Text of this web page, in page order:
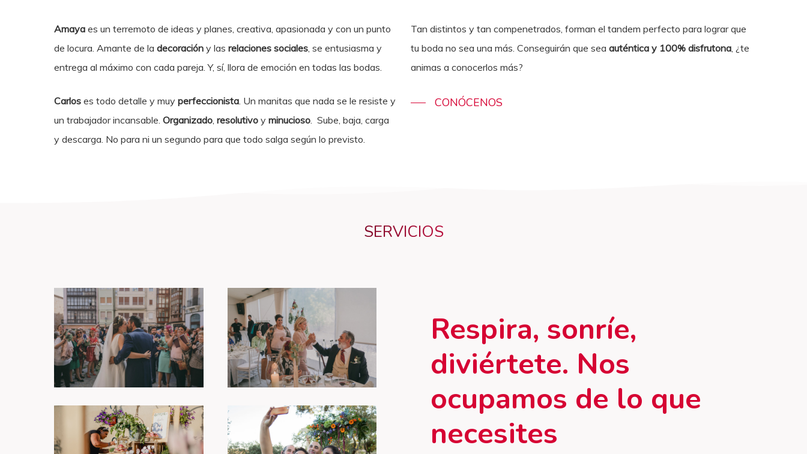
Amaya es un terremoto de ideas y planes, creativa, apasionada y con un punto
de locura. Amante de ladecoración y lasrelaciones sociales , se entusiasma y
entrega al máximo con cada pareja. Y, sí, llora de emoción en todas las bodas.
Carlos es todo detalle y muyperfeccionista . Un manitas que nada se le resiste y
un trabajador incansable.Organizado ,resolutivo yminucioso . Sube, baja, carga
y descarga. No para ni un segundo para que todo salga según lo previsto.
Tan distintos y tan compenetrados, forman el tandem perfecto para lograr que
tu boda no sea una más. Conseguirán que sea auténtica y 100% disfrutona, ¿te
animas a conocerlos más?
CONÓCENOS
SERVICIOS
Respira, sonríe,
diviértete. Nos
ocupamos de lo que
necesites